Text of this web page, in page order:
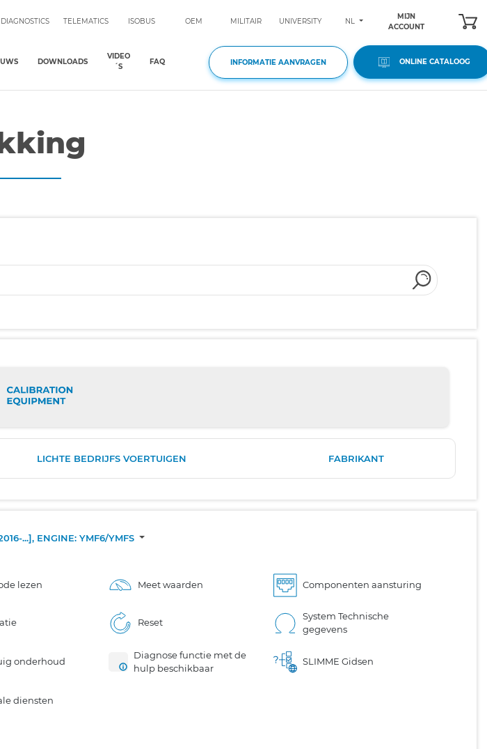
DIAGNOSTICS TELEMATICS ISOBUS OEM MILITAIR UNIVERSITY NL
MIJN
ACCOUNT
DOWNLOADS
VIDEO
´S
FAQ INFORMATIE AANVRAGEN ONLINE CATALOOG
LICHTE BEDRIJFS VOERTUIGEN FABRIKANT
...], ENGINE: YMF6/YMFS
lezen Meet waarden Componenten aansturing
Reset
System Technische
gegevens
onderhoud
Diagnose functie met de
hulp beschikbaar
SLIMME Gidsen
diensten